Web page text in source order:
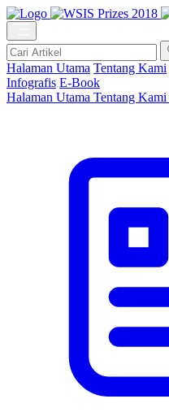
Halaman Utama Tentang Kami
Infografis E-Book
Halaman Utama Tentang Kami